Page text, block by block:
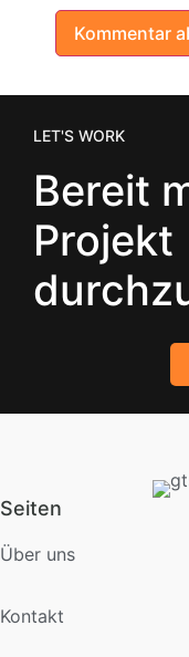
LET'S WORK
Bereit
Projekt
Seiten
Über uns
Kontakt